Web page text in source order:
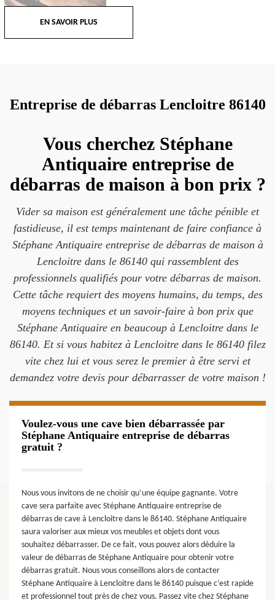
EN SAVOIR PLUS
Entreprise de débarras Lencloitre 86140
Vous cherchez Stéphane
Antiquaire entreprise de
débarras de maison à bon prix ?
Vider sa maison est généralement une tâche pénible et
fastidieuse, il est temps maintenant de faire confiance à
Stéphane Antiquaire entreprise de débarras de maison à
Lencloitre dans le 86140 qui rassemblent des
professionnels qualifiés pour votre débarras de maison.
Cette tâche requiert des moyens humains, du temps, des
moyens techniques et un savoir-faire à bon prix que
Stéphane Antiquaire en beaucoup à Lencloitre dans le
86140. Et si vous habitez à Lencloitre dans le 86140 filez
vite chez lui et vous serez le premier à être servi et
demandez votre devis pour débarrasser de votre maison !
Voulez-vous une cave bien débarrassée par
Stéphane Antiquaire entreprise de débarras
gratuit ?
Nous vous invitons de ne choisir qu’une équipe gagnante. Votre
cave sera parfaite avec Stéphane Antiquaire entreprise de
débarras de cave à Lencloitre dans le 86140. Stéphane Antiquaire
saura valoriser aux mieux vos meubles et objets dont vous
souhaitez débarrasser. De ce fait, vous pouvez alors déduire la
valeur de débarras de Stéphane Antiquaire pour obtenir votre
débarras gratuit. Nous vous conseillons alors de contacter
Stéphane Antiquaire à Lencloitre dans le 86140 puisque c’est rapide
et professionnel tout près de chez vous. Passez vite chez Stéphane